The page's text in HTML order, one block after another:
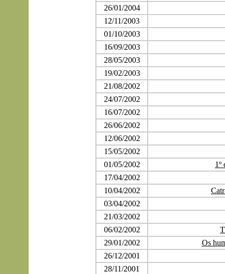
26/01/2004
12/11/2003
01/10/2003
16/09/2003
28/05/2003
19/02/2003
21/08/2002
24/07/2002
16/07/2002
26/06/2002
12/06/2002
15/05/2002
01/05/2002
1º
17/04/2002
10/04/2002
03/04/2002
21/03/2002
06/02/2002
29/01/2002
Os
26/12/2001
28/11/2001